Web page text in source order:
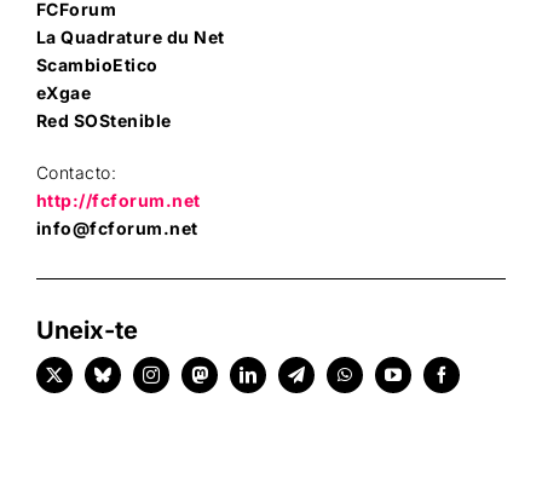
FCForum
La Quadrature du Net
ScambioEtico
eXgae
Red SOStenible
Contacto:
http://fcforum.net
info@fcforum.net
Uneix-te